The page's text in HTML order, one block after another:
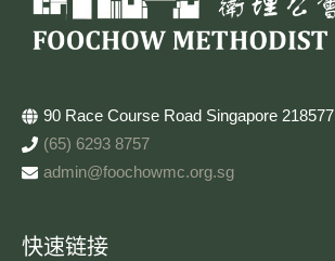
90 Race Course Road Singapore 218577
(65) 6293 8757
admin@foochowmc.org.sg
快速链接